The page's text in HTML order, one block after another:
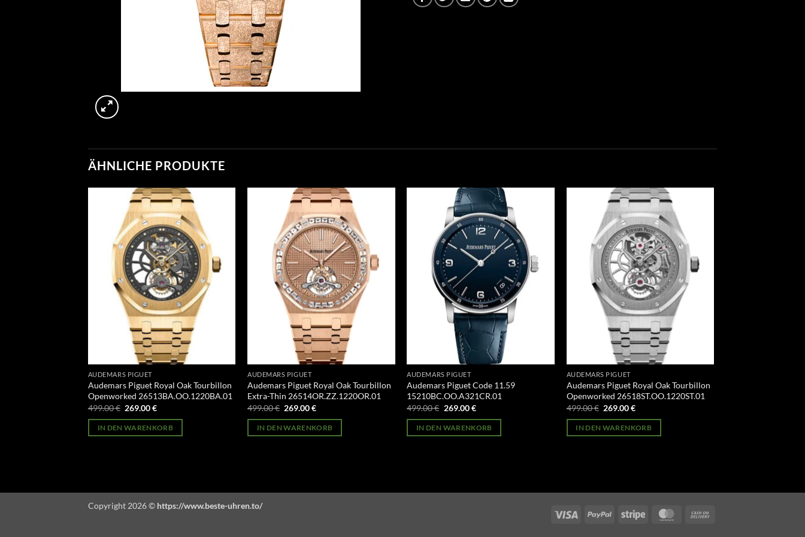
ÄHNLICHE PRODUKTE
AUDEMARS PIGUET
Audemars Piguet Royal Oak Tourbillon
Openworked 26513BA.OO.1220BA.01
499.00€ Ursprünglicher
war:
499.00 €
269.00€Aktueller
ist:
269.00 €.
IN DEN WARENKORB
AUDEMARS PIGUET
Audemars Piguet Royal Oak Tourbillon
Extra-Thin 26514OR.ZZ.1220OR.01
499.00€ Ursprünglicher
war:
499.00 €
269.00€Aktueller
ist:
269.00 €.
IN DEN WARENKORB
AUDEMARS PIGUET
Audemars Piguet Code 11.59
15210BC.OO.A321CR.01
499.00€ Ursprünglicher
war:
499.00 €
269.00€Aktueller
ist:
269.00 €.
IN DEN WARENKORB
AUDEMARS PIGUET
Audemars Piguet Royal Oak Tourbillon
Openworked 26518ST.OO.1220ST.01
499.00€ Ursprünglicher
war:
499.00 €
269.00€Aktueller
ist:
269.00 €.
IN DEN WARENKORB
Visa PayPal Stripe MasterCard
Copyright 2026 © https://www.beste-uhren.to/